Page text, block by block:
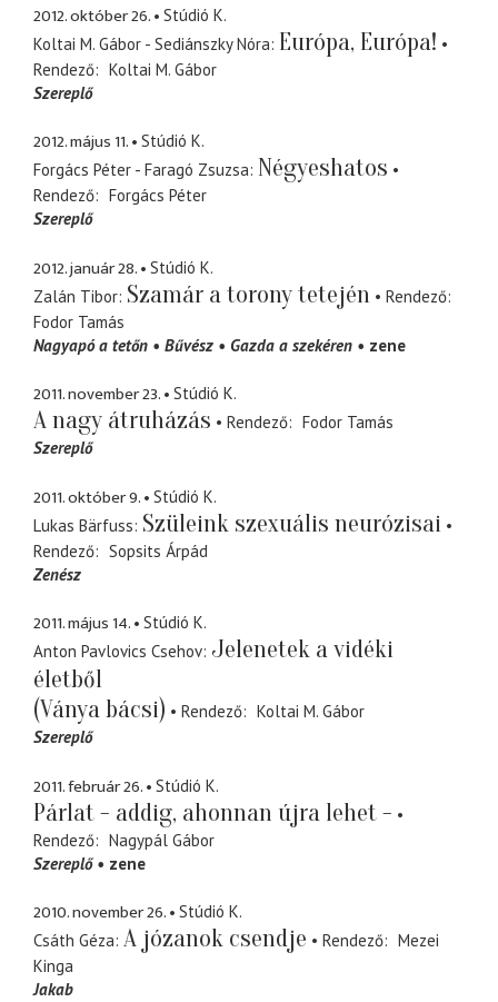
2012. október 26.
Stúdió K.
Koltai M. Gábor - Sediánszky Nóra Európa, Európa!
Rendező
Koltai M. Gábor
Szereplő
2012. május 11.
Stúdió K.
Forgács Péter - Faragó Zsuzsa Négyeshatos
Rendező
Forgács Péter
Szereplő
2012. január 28.
Stúdió K.
Zalán Tibor Szamár a torony tetején
Rendező
Fodor Tamás
Nagyapó a tetőn
Bűvész Gazda a szekéren zene
2011. november 23. Stúdió K.
A nagy átruházás Rendező
Fodor Tamás
Szereplő
2011. október 9.
Stúdió K.
Lukas Bärfuss Szüleink szexuális neurózisai
Rendező
Sopsits Árpád
Zenész
2011. május 14.
Stúdió K.
Anton Pavlovics Csehov Jelenetek a vidéki
életből
(Ványa bácsi)
Rendező
Koltai M. Gábor
Szereplő
2011. február 26. Stúdió K.
Párlat - addig, ahonnan újra lehet -
Rendező
Nagypál Gábor
Szereplő
zene
2010. november 26.
Stúdió K.
Csáth Géza A józanok csendje Rendező
Mezei
Kinga
Jakab